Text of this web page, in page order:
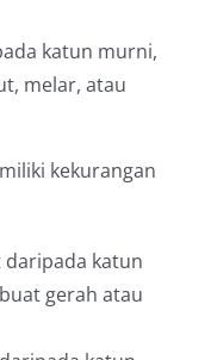
katun murni,
melar, atau
kekurangan
katun
gerah atau